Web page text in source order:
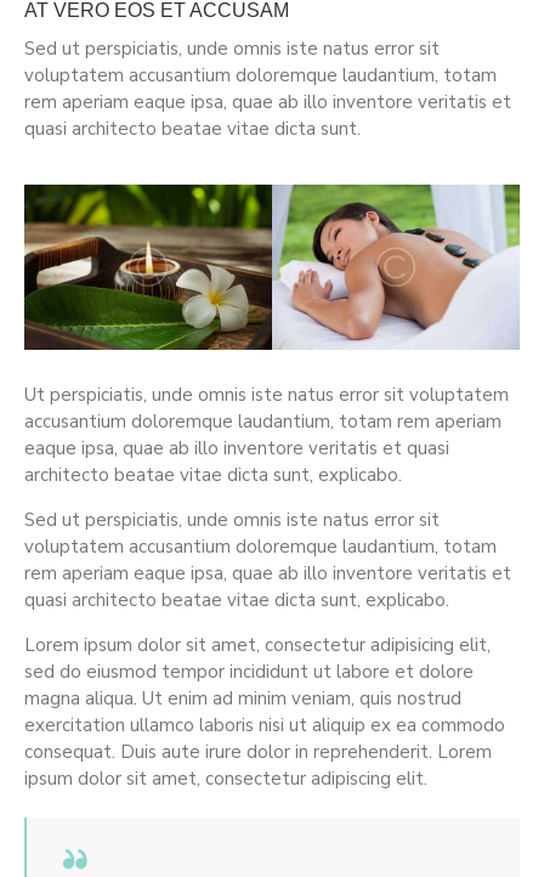
AT VERO EOS ET ACCUSAM
Sed ut perspiciatis, unde omnis iste natus error sit
voluptatem accusantium doloremque laudantium, totam
rem aperiam eaque ipsa, quae ab illo inventore veritatis et
quasi architecto beatae vitae dicta sunt.
Ut perspiciatis, unde omnis iste natus error sit voluptatem
accusantium doloremque laudantium, totam rem aperiam
eaque ipsa, quae ab illo inventore veritatis et quasi
architecto beatae vitae dicta sunt, explicabo.
Sed ut perspiciatis, unde omnis iste natus error sit
voluptatem accusantium doloremque laudantium, totam
rem aperiam eaque ipsa, quae ab illo inventore veritatis et
quasi architecto beatae vitae dicta sunt, explicabo.
Lorem ipsum dolor sit amet, consectetur adipisicing elit,
sed do eiusmod tempor incididunt ut labore et dolore
magna aliqua. Ut enim ad minim veniam, quis nostrud
exercitation ullamco laboris nisi ut aliquip ex ea commodo
consequat. Duis aute irure dolor in reprehenderit. Lorem
ipsum dolor sit amet, consectetur adipiscing elit.